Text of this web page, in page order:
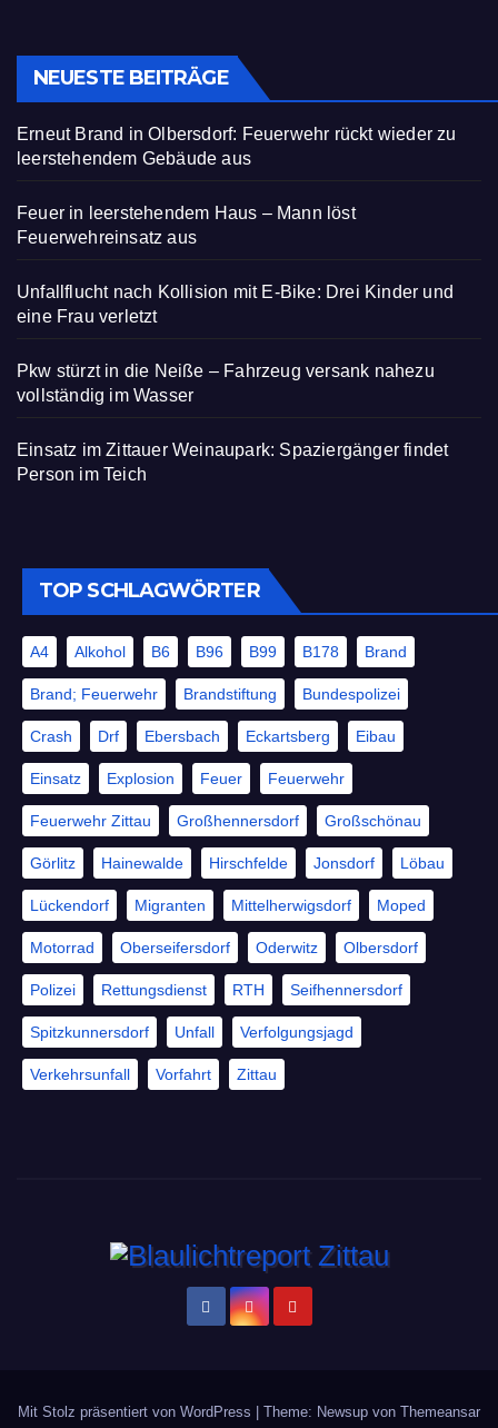
NEUESTE BEITRÄGE
Erneut Brand in Olbersdorf: Feuerwehr rückt wieder zu
leerstehendem Gebäude aus
Feuer in leerstehendem Haus – Mann löst
Feuerwehreinsatz aus
Unfallflucht nach Kollision mit E-Bike: Drei Kinder und
eine Frau verletzt
Pkw stürzt in die Neiße – Fahrzeug versank nahezu
vollständig im Wasser
Einsatz im Zittauer Weinaupark: Spaziergänger findet
Person im Teich
TOP SCHLAGWÖRTER
A4 Alkohol B6 B96 B99 B178 Brand
Brand; Feuerwehr Brandstiftung Bundespolizei
Crash Drf Ebersbach Eckartsberg Eibau
Einsatz Explosion Feuer Feuerwehr
Feuerwehr Zittau Großhennersdorf Großschönau
Görlitz Hainewalde Hirschfelde Jonsdorf Löbau
Lückendorf Migranten Mittelherwigsdorf Moped
Motorrad Oberseifersdorf Oderwitz Olbersdorf
Polizei Rettungsdienst RTH Seifhennersdorf
Spitzkunnersdorf Unfall Verfolgungsjagd
Verkehrsunfall Vorfahrt Zittau
Mit Stolz präsentiert von WordPress Theme: Newsup von Themeansar